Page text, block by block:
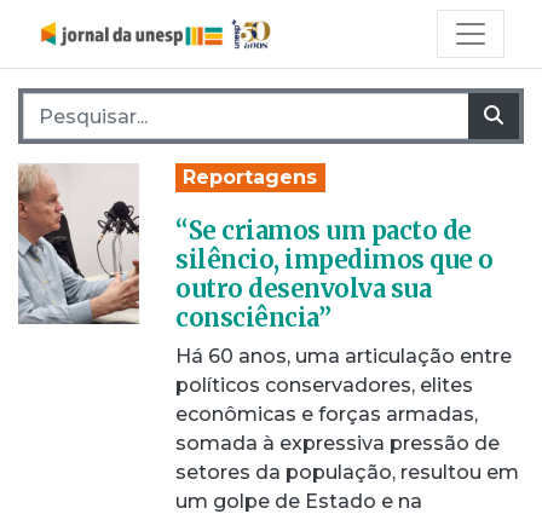
Pesquisar por:
Reportagens
“Se criamos um pacto de
silêncio, impedimos que o
outro desenvolva sua
consciência”
Há 60 anos, uma articulação entre
políticos conservadores, elites
econômicas e forças armadas,
somada à expressiva pressão de
setores da população, resultou em
um golpe de Estado e na